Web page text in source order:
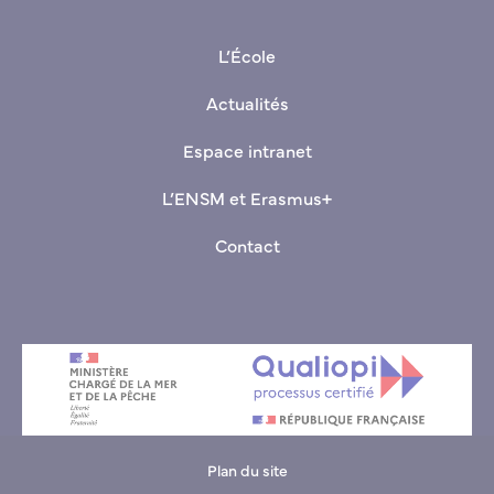
L’École
Actualités
Espace intranet
L’ENSM et Erasmus+
Contact
Plan du site